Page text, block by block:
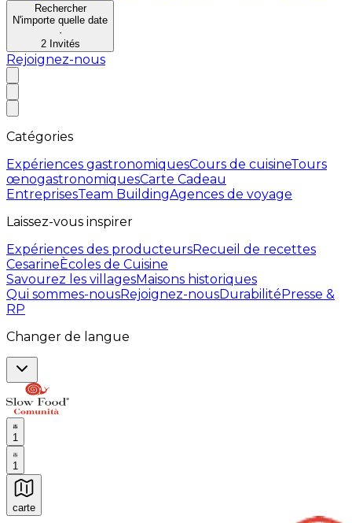
Rechercher
N'importe quelle date
·
2 Invités
Rejoignez-nous
Catégories
Expériences gastronomiquesCours de cuisineTours
œnogastronomiquesCarte Cadeau
EntreprisesTeam BuildingAgences de voyage
Laissez-vous inspirer
Expériences des producteursRecueil de recettes
CesarineÈcoles de Cuisine
Savourez les villagesMaisons historiques
Qui sommes-nousRejoignez-nousDurabilitéPresse &
RP
Changer de langue
1
1
carte